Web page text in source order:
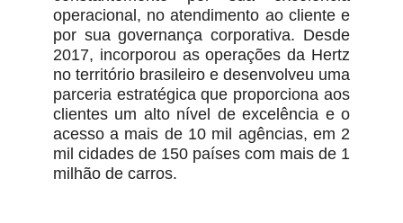
operacional, no atendimento ao cliente e
por sua governança corporativa. Desde
2017, incorporou as operações da Hertz
no território brasileiro e desenvolveu uma
parceria estratégica que proporciona aos
clientes um alto nível de excelência e o
acesso a mais de 10 mil agências, em 2
mil cidades de 150 países com mais de 1
milhão de carros.